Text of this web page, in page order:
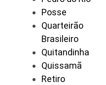
Posse
Quarteirão
Brasileiro
Quitandinha
Quissamã
Retiro